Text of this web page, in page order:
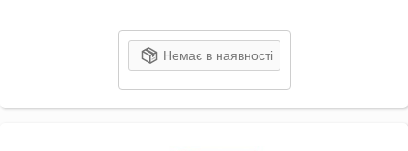
Немає в наявності